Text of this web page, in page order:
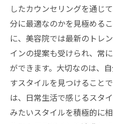
したカウンセリングを通じ
分に最適なのかを見極める
に、美容院では最新のトレ
インの提案も受けられ、常
ができます。大切なのは、
すスタイルを見つけること
は、日常生活で感じるスタ
みたいスタイルを積極的に